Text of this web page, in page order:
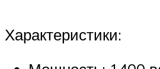
Характеристики: